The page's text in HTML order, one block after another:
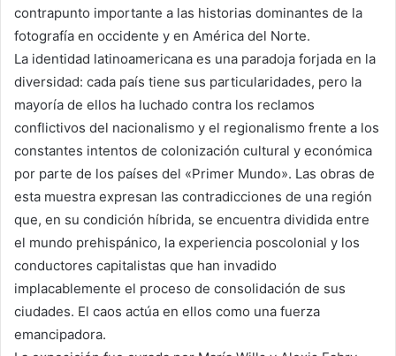
contrapunto importante a las historias dominantes de la
fotografía en occidente y en América del Norte.
La identidad latinoamericana es una paradoja forjada en la
diversidad: cada país tiene sus particularidades, pero la
mayoría de ellos ha luchado contra los reclamos
conflictivos del nacionalismo y el regionalismo frente a los
constantes intentos de colonización cultural y económica
por parte de los países del «Primer Mundo». Las obras de
esta muestra expresan las contradicciones de una región
que, en su condición híbrida, se encuentra dividida entre
el mundo prehispánico, la experiencia poscolonial y los
conductores capitalistas que han invadido
implacablemente el proceso de consolidación de sus
ciudades. El caos actúa en ellos como una fuerza
emancipadora.